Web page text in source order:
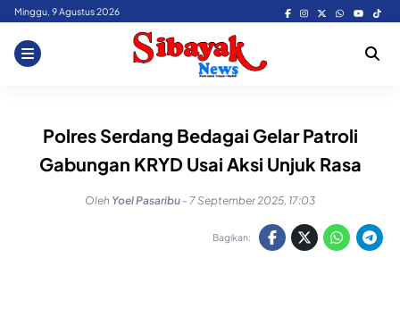
Skip
content
Minggu, 9 Agustus 2026
Polres Serdang Bedagai Gelar Patroli
Gabungan KRYD Usai Aksi Unjuk Rasa
Oleh Yoel Pasaribu - 7 September 2025, 17:03
Bagikan: